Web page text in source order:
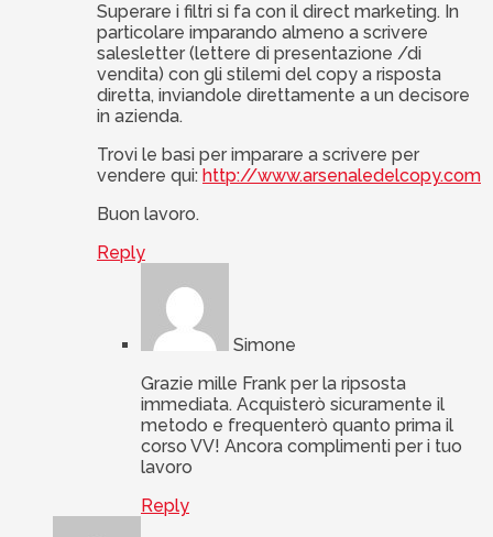
Superare i filtri si fa con il direct marketing. In
particolare imparando almeno a scrivere
salesletter (lettere di presentazione /di
vendita) con gli stilemi del copy a risposta
diretta, inviandole direttamente a un decisore
in azienda.
Trovi le basi per imparare a scrivere per
vendere qui: http://www.arsenaledelcopy.com
Buon lavoro.
Reply
Simone
Grazie mille Frank per la ripsosta
immediata. Acquisterò sicuramente il
metodo e frequenterò quanto prima il
corso VV! Ancora complimenti per i tuo
lavoro
Reply